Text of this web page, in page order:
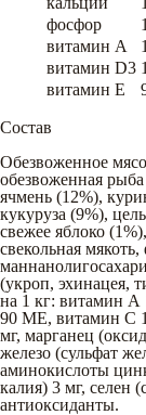
фосфор
витамин A
витамин D3
витамин E
Состав
Обезвоженное
обезвоженная
ячмень (12%),
кукуруза (9%),
свежее яблоко
свекольная
(укроп, эхинацея,
на 1 кг: витамин
90 МЕ, витамин С
мг, марганец
железо (сульфат
аминокислоты
калия) 3 мг, селен
антиоксиданты.